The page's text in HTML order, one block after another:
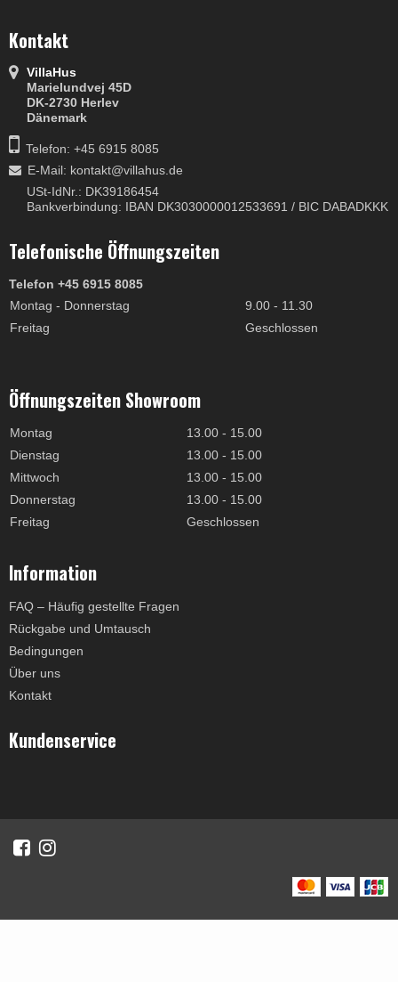
Kontakt
VillaHus
Marielundvej 45D
DK-2730 Herlev
Dänemark
Telefon: +45 6915 8085
E-Mail: kontakt@villahus.de
USt-IdNr.: DK39186454
Bankverbindung: IBAN DK3030000012533691 / BIC DABADKKK
Telefonische Öffnungszeiten
Telefon +45 6915 8085
Montag - Donnerstag
9.00 - 11.30
Freitag
Geschlossen
Öffnungszeiten Showroom
Montag
13.00 - 15.00
Dienstag
13.00 - 15.00
Mittwoch
13.00 - 15.00
Donnerstag
13.00 - 15.00
Freitag
Geschlossen
Information
FAQ – Häufig gestellte Fragen
Rückgabe und Umtausch
Bedingungen
Über uns
Kontakt
Kundenservice